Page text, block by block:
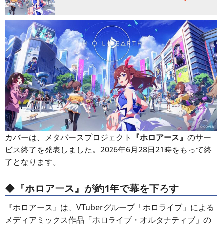
カバーは、メタバースプロジェクト 『ホロアース』 のサー
ビス終了を発表しました。2026年6月28日21時をもって終
了となります。
◆『ホロアース』が約1年で幕を下ろす
『ホロアース』は、VTuberグループ「ホロライブ」による
メディアミックス作品「ホロライブ・オルタナティブ」の